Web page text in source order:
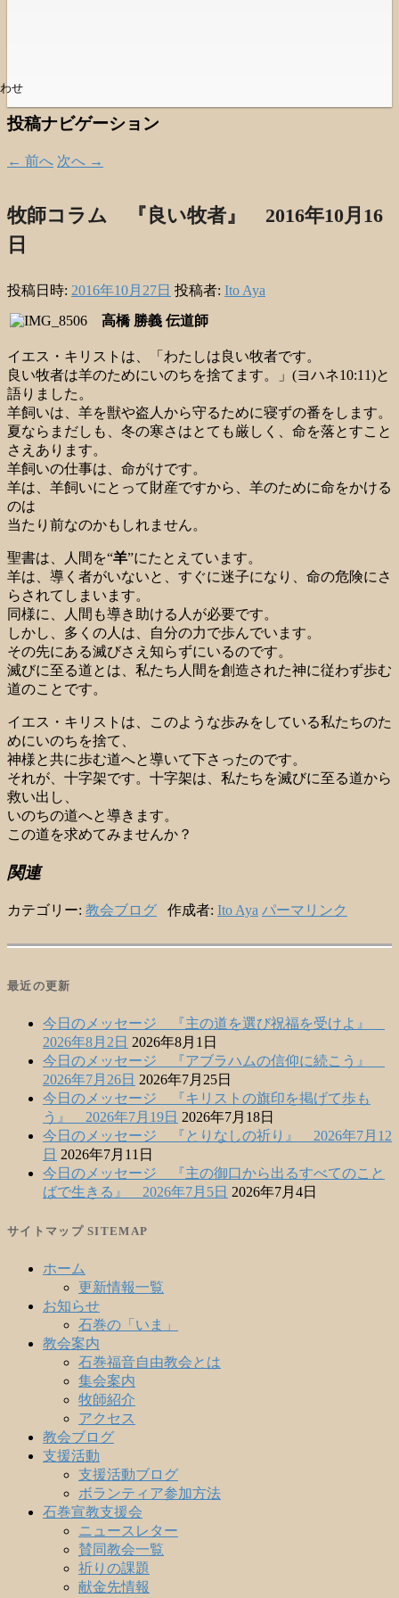
せ
投稿ナビゲーション
← 前へ 次へ →
牧師コラム 『良い牧者』 2016年10月16
日
投稿日時: 2016年10月27日 投稿者: Ito Aya
高橋 勝義 伝道師
イエス・キリストは、「わたしは良い牧者です。
良い牧者は羊のためにいのちを捨てます。」(ヨハネ10:11)と
語りました。
羊飼いは、羊を獣や盗人から守るために寝ずの番をします。
夏ならまだしも、冬の寒さはとても厳しく、命を落とすこと
さえあります。
羊飼いの仕事は、命がけです。
羊は、羊飼いにとって財産ですから、羊のために命をかける
のは
当たり前なのかもしれません。
聖書は、人間を“羊”にたとえています。
羊は、導く者がいないと、すぐに迷子になり、命の危険にさ
らされてしまいます。
同様に、人間も導き助ける人が必要です。
しかし、多くの人は、自分の力で歩んでいます。
その先にある滅びさえ知らずにいるのです。
滅びに至る道とは、私たち人間を創造された神に従わず歩む
道のことです。
イエス・キリストは、このような歩みをしている私たちのた
めにいのちを捨て、
神様と共に歩む道へと導いて下さったのです。
それが、十字架です。十字架は、私たちを滅びに至る道から
救い出し、
いのちの道へと導きます。
この道を求めてみませんか？
関連
カテゴリー: 教会ブログ 作成者: Ito Aya パーマリンク
最近の更新
今日のメッセージ 『主の道を選び祝福を受けよ』
2026年8月2日 2026年8月1日
今日のメッセージ 『アブラハムの信仰に続こう』
2026年7月26日 2026年7月25日
今日のメッセージ 『キリストの旗印を掲げて歩も
う』 2026年7月19日 2026年7月18日
今日のメッセージ 『とりなしの祈り』 2026年7月12
日 2026年7月11日
今日のメッセージ 『主の御口から出るすべてのこと
ばで生きる』 2026年7月5日 2026年7月4日
サイトマップ SITEMAP
ホーム
更新情報一覧
お知らせ
石巻の「いま」
教会案内
石巻福音自由教会とは
集会案内
牧師紹介
アクセス
教会ブログ
支援活動
支援活動ブログ
ボランティア参加方法
石巻宣教支援会
ニュースレター
賛同教会一覧
祈りの課題
献金先情報